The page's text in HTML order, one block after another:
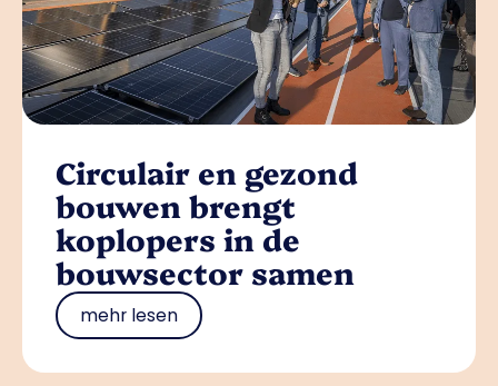
Circulair en gezond
bouwen brengt
koplopers in de
bouwsector samen
mehr lesen